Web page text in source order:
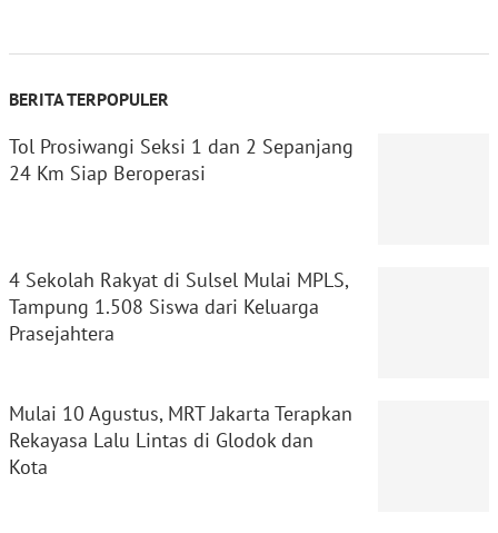
BERITA TERPOPULER
Tol Prosiwangi Seksi 1 dan 2 Sepanjang
24 Km Siap Beroperasi
4 Sekolah Rakyat di Sulsel Mulai MPLS,
Tampung 1.508 Siswa dari Keluarga
Prasejahtera
Mulai 10 Agustus, MRT Jakarta Terapkan
Rekayasa Lalu Lintas di Glodok dan
Kota